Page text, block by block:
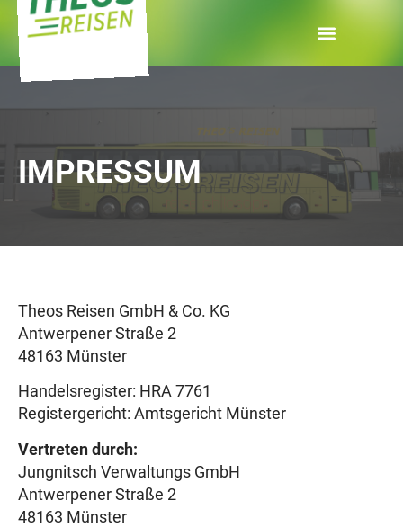
IMPRESSUM
Theos Reisen GmbH & Co. KG
Antwerpener Straße 2
48163 Münster
Handelsregister: HRA 7761
Registergericht: Amtsgericht Münster
Vertreten durch:
Jungnitsch Verwaltungs GmbH
Antwerpener Straße 2
48163 Münster